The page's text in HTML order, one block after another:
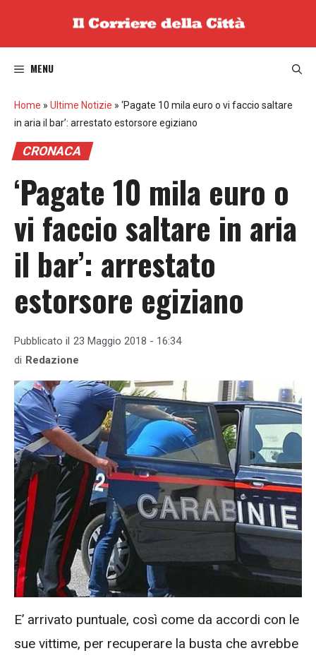
MENU
Home » Ultime Notizie » ‘Pagate 10 mila euro o vi faccio saltare
in aria il bar’: arrestato estorsore egiziano
CRONACA
‘Pagate 10 mila euro o
vi faccio saltare in aria
il bar’: arrestato
estorsore egiziano
Pubblicato il 23 Maggio 2018 - 16:34
di Redazione
E’ arrivato puntuale, così come da accordi con le
sue vittime, per recuperare la busta che avrebbe